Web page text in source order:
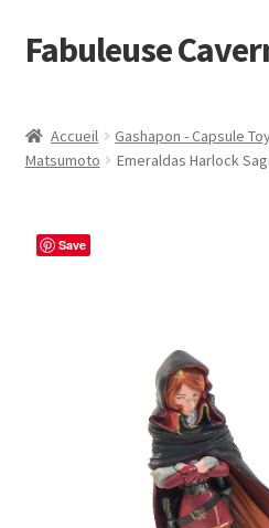
Aller
à
navigation
Aller
au
Fabuleuse
En boutique
Accueil Gashapon - Capsule
Matsumoto
Emeraldas Harlock
Save